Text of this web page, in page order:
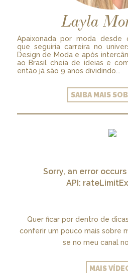
Layla
Apaixonada por moda desde
que seguiria carreira no
Design de Moda e após
ao Brasil cheia de ideias e
então já são 9 anos dividindo...
SAIBA MAIS
Sorry, an error
API:
Quer ficar por dentro de
conferir um pouco mais sobre
se no meu canal
MAIS